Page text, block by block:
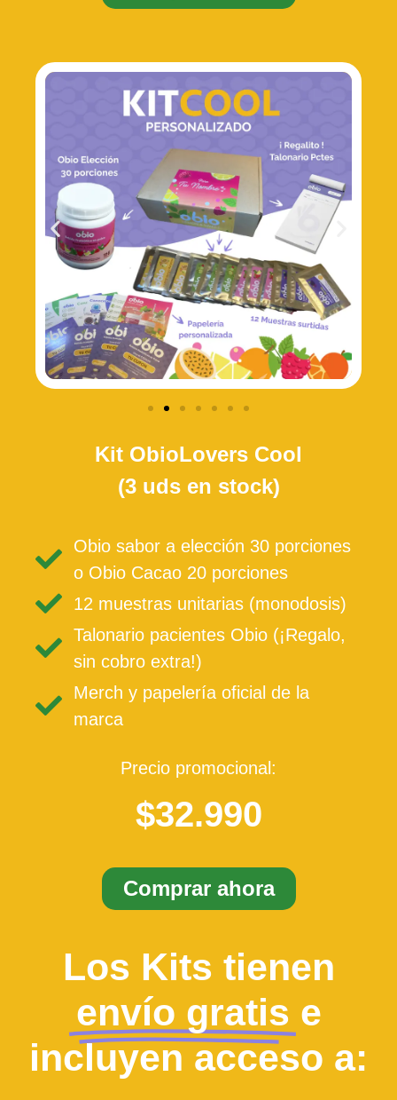
Kit ObioLovers Cool
(3 uds en stock)
Obio sabor a elección 30 porciones
o Obio Cacao 20 porciones
12 muestras unitarias (monodosis)
Talonario pacientes Obio (¡Regalo,
sin cobro extra!)
Merch y papelería oficial de la
marca
Precio promocional:
$32.990
Comprar ahora
Los Kits tienen
envío gratis e
incluyen acceso a: